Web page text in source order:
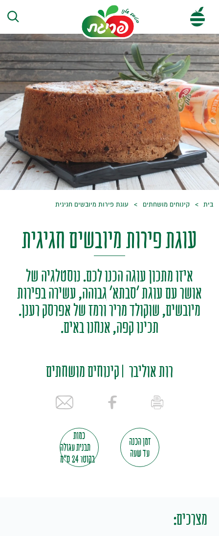
בית קינוחים מושחתים עוגת פירות מיובשים חגיגית
עוגת פירות מיובשים חגיגית
איזו מתכון עוגה הכנו לכם. נוסטלגיה של
אושר עם עוגת 'סבתא' גבוהה, עשירה בפירות
מיובשים, שוקולד מריר ורמז של אפרסק רענן.
תכינו קפה, אנחנו באים.
רות אוליבר קינוחים מושחתים
זמן הכנה
עד שעה
כמות
תבנית עגולה
בקוטר 24 ס"מ
מצרכים: